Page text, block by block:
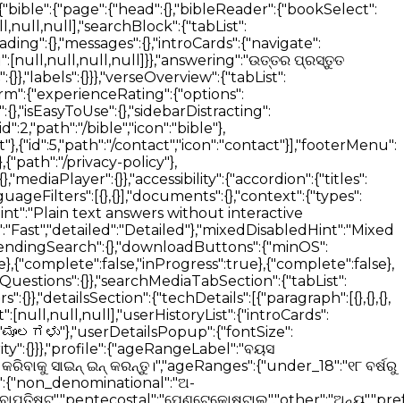
how can I help?","What's on your mind?","What's your question?"],"thinking":["Thank you. Let me think about that.","I will look for an answer for you.","Great question, give me a few seconds to find the answer","Sure thing. I'll find an answer for you."]}}},"notes":{"addNote":"Add Note","addNoteTitle":"Bible Note","noteTagsTitle":"Note Tags","autosaveMessage":"Notes autosave","firstNoteMessage":"Add your first note","noteTitleInput":"Note title","tagInputPlaceholder":"Press ENTER to add a new tag","editorInputPlaceholderText":"Type your note here...","loginCard":{"text":"To view your Notes, please login or register"},"btn":{"cancel":"Close","edit":"Edit","delete":"Delete"},"messages":{"addNoteTitleError":"Cannot add a note without a title"},"dropdown":{"textFormat":{"normal":"Normal","largeHeading":"Large Heading","smallHeading":"Small Heading","bulletList":"Bullet List","numberedList":"Numbered List","quote":"Quote","codeBlock":"Code Block"},"textAlignment":{"buttonLabel":"Formatting options for text alignment","leftAlign":"Left Align","centerAlign":"Center Align","rightAlign":"Right Align","justifyAlign":"Justify Align","startAlign":"Start Align","endAlign":"End Align","outdent":"Outdent","indent":"Indent"},"blockTypes":{"paragraph":"Normal","h1":"Large Heading","h2":"Small Heading","h3":"Heading","h4":"Heading","h5":"Heading","ol":"Numbered List","ul":"Bulleted List","quote":"Quote","code":"Code Block"}},"labels":{"undo":"Undo","redo":"Redo","formatBold":"Format Bold","formatItalic":"Format Italics","formatUnderline":"Format Underline","formatStrikethrough":"Format Strikethrough","insertLink":"Insert Link","formattingOptions":"Formatting Options","codeLanguage":"Select Code Language"}}},"verseOverview":{"tabList":["Overview","Media","Dictionary","Commentary"],"lowQualityMessage":"The below results may not contain direct answers to your selected verse.","noVerseCommentaryMessage":"No Commentary found for the selected verse. Please try selecting a wider range of verses.","noVerseDictionaryMessage":"No Dictionary definitions found for the selected verse. Please try selecting a wider range of verses.","noVerseMediaMessage":"No Media found for the selected verse. Please try selecting a wider range of verses.","loading":{"commentary":"Loading Commentary","dictionary":"Loading Dictionary"},"dictionaries":"Dictionaries","encyclopedias":"Encyclopedias"},"bibleSelectorTitles":{"books":"Books","chapters":"Chapters","verses":"Verses"},"swipeNavigation":{"prev":"Prev","swipe":"SWIPE","next":"Next"},"betaFeedback":{"title":"Beta Feedback","description":"We are constantly improving our Bible AI. Please share your feedback with us.","form":{"title":"Beta Feedback Form"},"feedbackForm":{"description":" ","experienceRating":{"title":"How would you rate your Bible experience so far?","options":["1 - Poor","2 - Fair","3 - Good","4 - Very Good","5 - Excellent"]},"readingMeans":{"title":"What is your primary method of reading the Bible?","options":["Digitally (Bible app